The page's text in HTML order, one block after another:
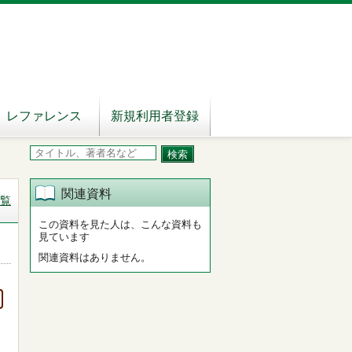
レファレンス 新規利用者登録
関連資料
この資料を見た人は、こんな資料も
見ています
関連資料はありません。